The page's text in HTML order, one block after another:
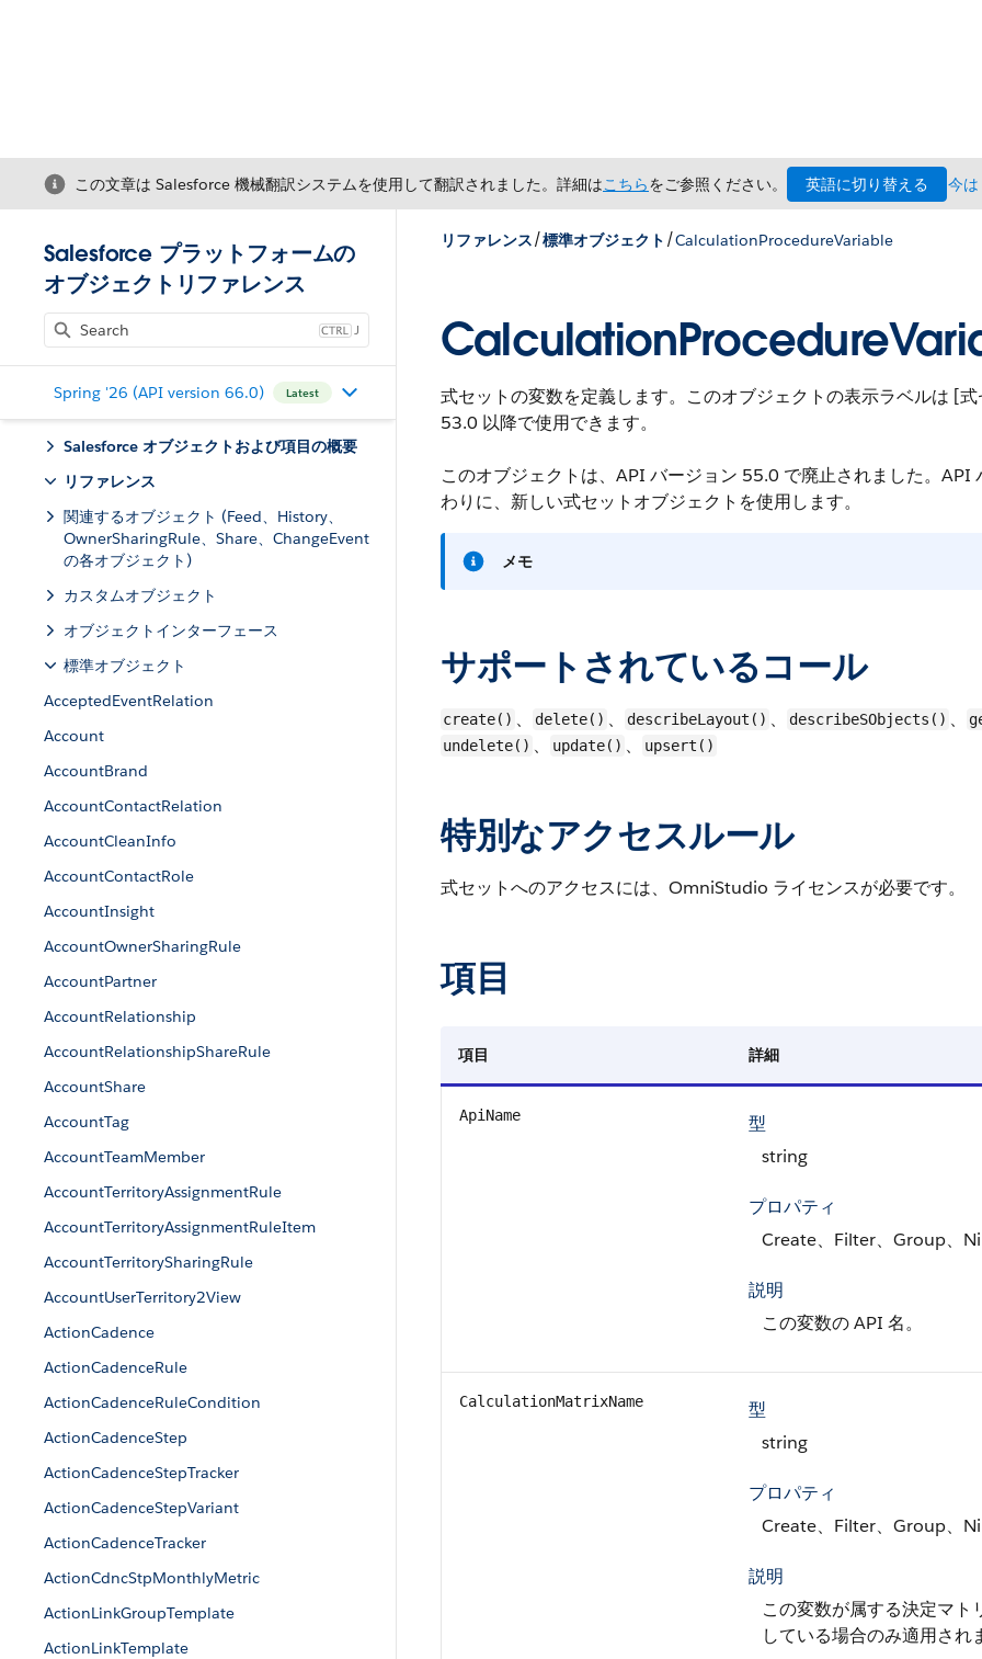
この文章は Salesforce 機械翻訳システムを使用して翻訳されました。詳細はこちらをご参照ください。 英語に切り替える 今
Salesforce プラットフォームの
オブジェクトリファレンス
J
Spring '26 (API version 66.0) Latest
Salesforce オブジェクトおよび項目の概要
リファレンス
関連するオブジェクト (Feed、History、
OwnerSharingRule、Share、ChangeEvent
の各オブジェクト)
カスタムオブジェクト
オブジェクトインターフェース
標準オブジェクト
AcceptedEventRelation
Account
AccountBrand
AccountContactRelation
AccountCleanInfo
AccountContactRole
AccountInsight
AccountOwnerSharingRule
AccountPartner
AccountRelationship
AccountRelationshipShareRule
AccountShare
AccountTag
AccountTeamMember
AccountTerritoryAssignmentRule
AccountTerritoryAssignmentRuleItem
AccountTerritorySharingRule
AccountUserTerritory2View
ActionCadence
ActionCadenceRule
ActionCadenceRuleCondition
ActionCadenceStep
ActionCadenceStepTracker
ActionCadenceStepVariant
ActionCadenceTracker
ActionCdncStpMonthlyMetric
ActionLinkGroupTemplate
ActionLinkTemplate
リファレンス/標準オブジェクト /CalculationProcedureVariable
式セットの変数を定義します。このオブジェクトの表示ラベルは [
53.0 以降で使用できます。
このオブジェクトは、API バージョン 55.0 で廃止されました。
わりに、新しい式セットオブジェクトを使用します。
メモ
サポートされているコール
create() 、 delete() 、 describeLayout() 、 describeSObjects() 、
undelete() 、 update() 、 upsert()
特別なアクセスルール
式セットへのアクセスには、OmniStudio ライセンスが必要です。
項目
項目 詳細
ApiName
型
string
プロパティ
Create、Filter、Group、
説明
この変数の API 名。
CalculationMatrixName
型
string
プロパティ
Create、Filter、Group、
説明
この変数が属する決定マ
している場合のみ適用され